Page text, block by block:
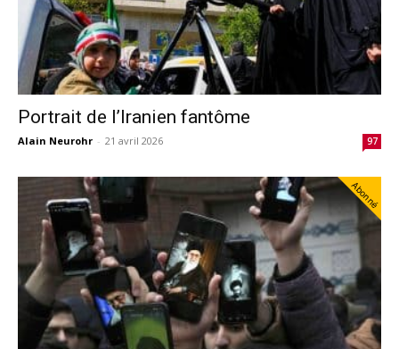
Portrait de l’Iranien fantôme
Alain Neurohr - 21 avril 2026 97
Abonné